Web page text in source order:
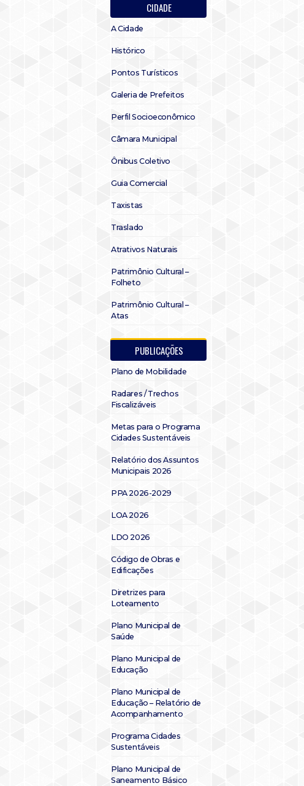
CIDADE
A Cidade
Histórico
Pontos Turísticos
Galeria de Prefeitos
Perfil Socioeconômico
Câmara Municipal
Ônibus Coletivo
Guia Comercial
Taxistas
Traslado
Atrativos Naturais
Patrimônio Cultural –
Folheto
Patrimônio Cultural –
Atas
PUBLICAÇÕES
Plano de Mobilidade
Radares / Trechos
Fiscalizáveis
Metas para o Programa
Cidades Sustentáveis
Relatório dos Assuntos
Municipais 2026
PPA 2026-2029
LOA 2026
LDO 2026
Código de Obras e
Edificações
Diretrizes para
Loteamento
Plano Municipal de
Saúde
Plano Municipal de
Educação
Plano Municipal de
Educação – Relatório de
Acompanhamento
Programa Cidades
Sustentáveis
Plano Municipal de
Saneamento Básico